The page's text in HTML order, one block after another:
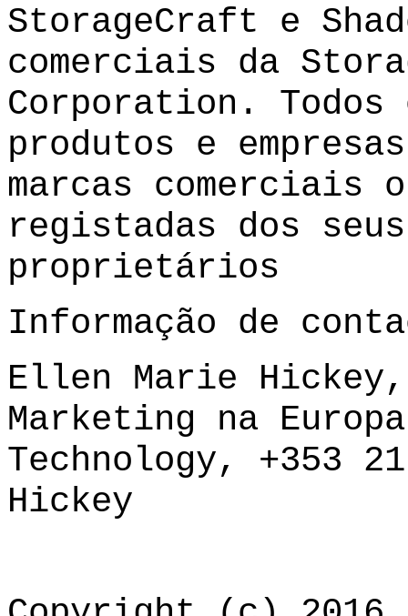
StorageCraft e
comerciais da
Corporation. Todos
produtos e
marcas comerciais
registadas dos
proprietários
Informação de
Ellen Marie
Marketing na
Technology, +353
Hickey